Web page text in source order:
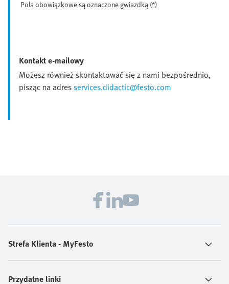
Pola obowiązkowe są oznaczone gwiazdką (*)
Kontakt e-mailowy
Możesz również skontaktować się z nami bezpośrednio,
pisząc na adresservices.didactic@festo.com
Strefa Klienta - MyFesto
Przydatne linki